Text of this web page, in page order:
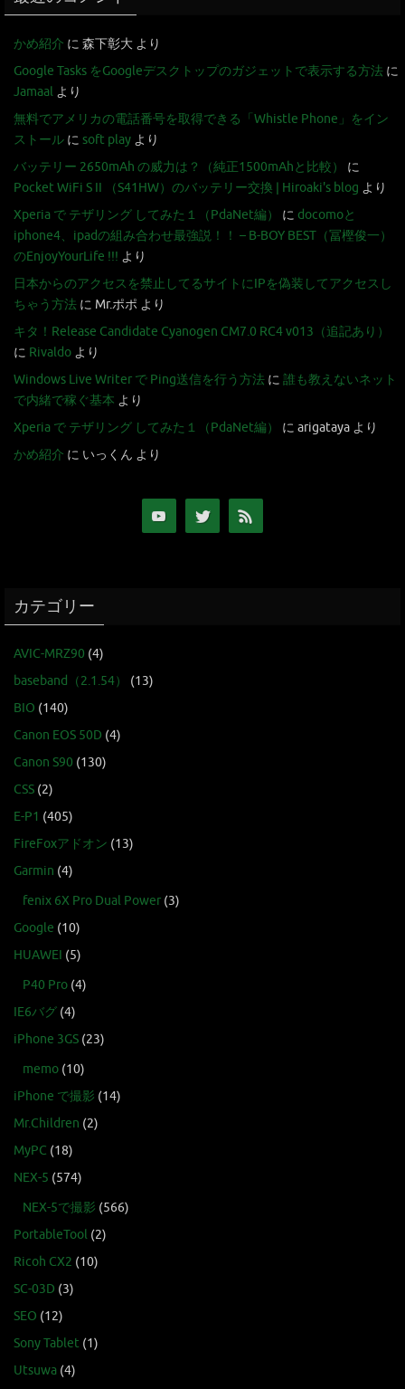
かめ紹介 に 森下彰大 より
Google Tasks をGoogleデスクトップのガジェットで表示する方法 に
Jamaal より
無料でアメリカの電話番号を取得できる「Whistle Phone」をイン
ストール に soft play より
バッテリー 2650mAh の威力は？（純正1500mAhと比較）
に
Pocket WiFi S II （S41HW）のバッテリー交換 | Hiroaki's blog より
Xperia で テザリング してみた１（PdaNet編）
に docomoと
iphone4、ipadの組み合わせ最強説！！ – B-BOY BEST（冨樫俊一）
のEnjoyYourLife !!! より
日本からのアクセスを禁止してるサイトにIPを偽装してアクセスし
ちゃう方法 に Mr.ポポ より
キタ！Release Candidate Cyanogen CM7.0 RC4 v013（追記あり）
に Rivaldo より
Windows Live Writer で Ping送信を行う方法 に 誰も教えないネット
で内緒で稼ぐ基本 より
Xperia で テザリング してみた１（PdaNet編）
に arigataya より
かめ紹介 に いっくん より
カテゴリー
AVIC-MRZ90 (4)
baseband（2.1.54）
(13)
BIO (140)
Canon EOS 50D (4)
Canon S90 (130)
CSS (2)
E-P1 (405)
FireFoxアドオン (13)
Garmin (4)
fenix 6X Pro Dual Power (3)
Google (10)
HUAWEI (5)
P40 Pro (4)
IE6バグ (4)
iPhone 3GS (23)
memo (10)
iPhone で撮影 (14)
Mr.Children (2)
MyPC (18)
NEX-5 (574)
NEX-5で撮影 (566)
PortableTool (2)
Ricoh CX2 (10)
SC-03D (3)
SEO (12)
Sony Tablet (1)
Utsuwa (4)